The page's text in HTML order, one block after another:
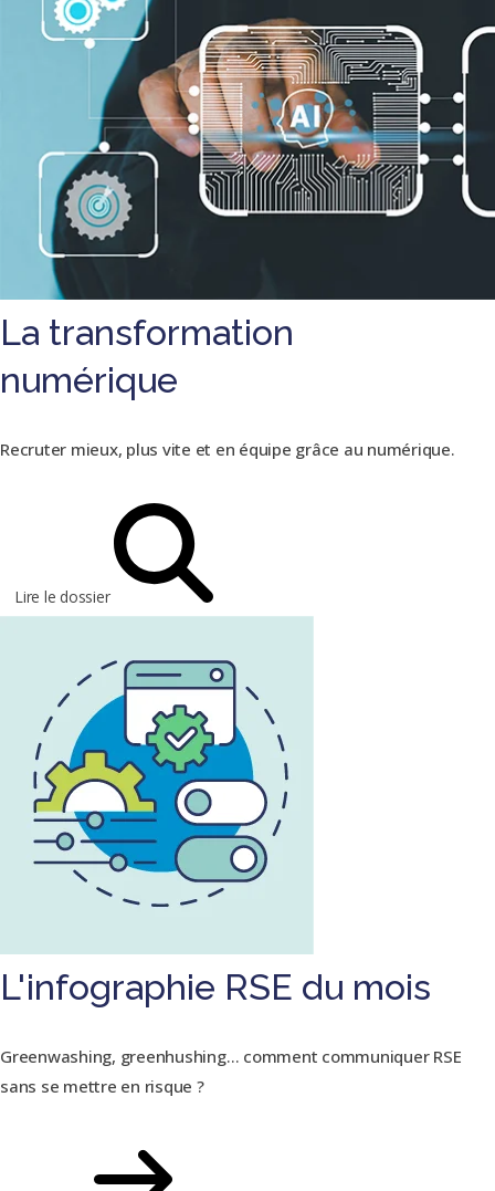
La transformation
numérique
Recruter mieux, plus vite et en équipe grâce au numérique.
Lire le dossier
L'infographie RSE du mois
Greenwashing, greenhushing… comment communiquer RSE
sans se mettre en risque ?